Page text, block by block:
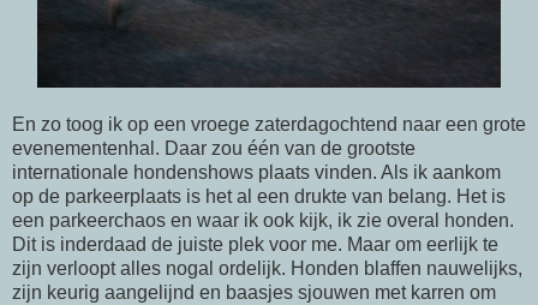
En zo toog ik op een vroege zaterdagochtend naar een grote
evenementenhal. Daar zou één van de grootste
internationale hondenshows plaats vinden. Als ik aankom
op de parkeerplaats is het al een drukte van belang. Het is
een parkeerchaos en waar ik ook kijk, ik zie overal honden.
Dit is inderdaad de juiste plek voor me. Maar om eerlijk te
zijn verloopt alles nogal ordelijk. Honden blaffen nauwelijks,
zijn keurig aangelijnd en baasjes sjouwen met karren om